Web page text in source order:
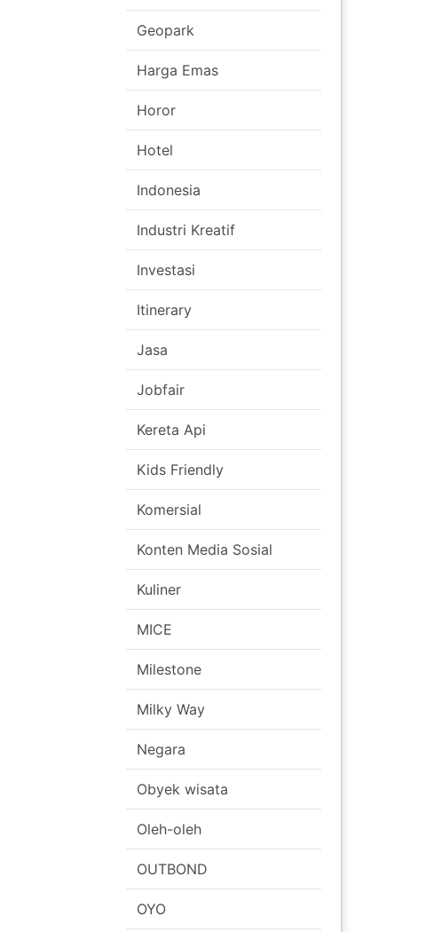
Navigasi
pos
Geopark
Harga Emas
Horor
Hotel
Indonesia
Industri Kreatif
Investasi
Itinerary
Jasa
Jobfair
Kereta Api
Kids Friendly
Komersial
Konten Media Sosial
Kuliner
MICE
Milestone
Milky Way
Negara
Obyek wisata
Oleh-oleh
OUTBOND
OYO